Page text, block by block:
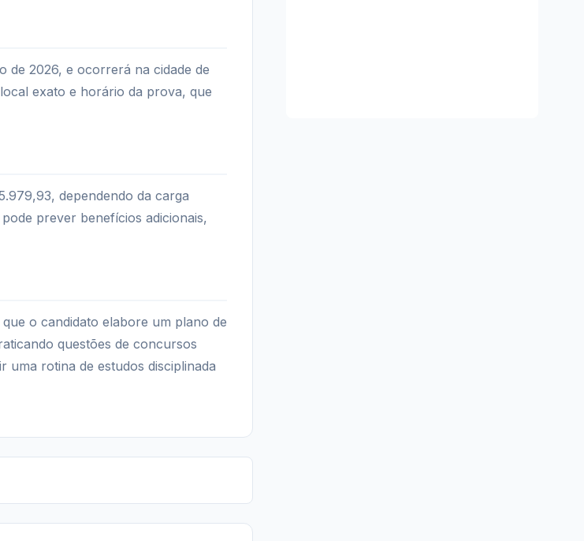
de 2026, e ocorrerá na cidade de
exato e horário da prova, que
dependendo da carga
prever benefícios adicionais,
o candidato elabore um plano de
questões de concursos
uma rotina de estudos disciplinada